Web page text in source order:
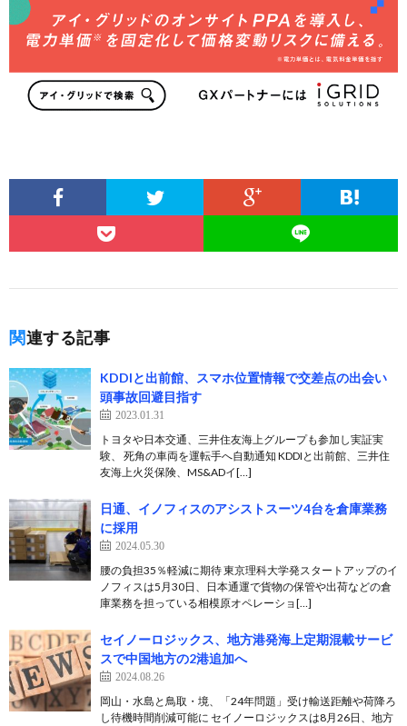
関連する記事
KDDIと出前館、スマホ位置情報で交差点の出会い
頭事故回避目指す
2023.01.31
トヨタや日本交通、三井住友海上グループも参加し実証実
験、 死角の車両を運転手へ自動通知 KDDIと出前館、三井住
友海上火災保険、MS&ADイ[…]
日通、イノフィスのアシストスーツ4台を倉庫業務
に採用
2024.05.30
腰の負担35％軽減に期待 東京理科大学発スタートアップのイ
ノフィスは5月30日、日本通運で貨物の保管や出荷などの倉
庫業務を担っている相模原オペレーショ[…]
セイノーロジックス、地方港発海上定期混載サービ
スで中国地方の2港追加へ
2024.08.26
岡山・水島と鳥取・境、「24年問題」受け輸送距離や荷降ろ
し待機時間削減可能に セイノーロジックスは8月26日、地方